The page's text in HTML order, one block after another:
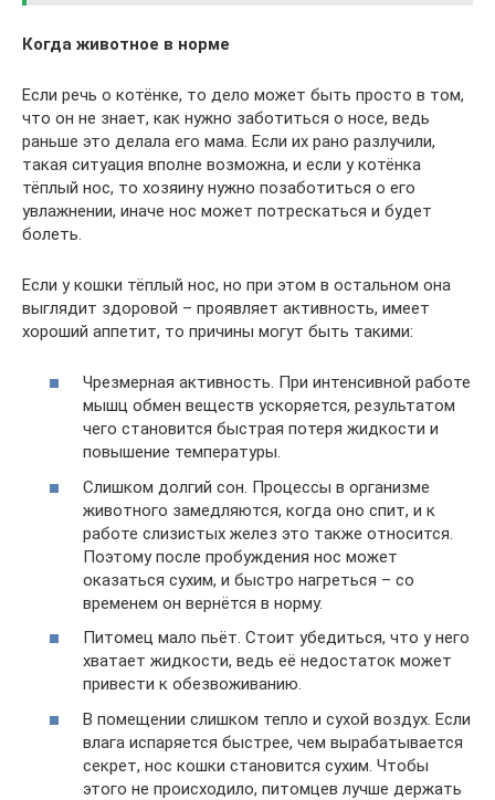
Когда животное в норме
Если речь о котёнке, то дело может быть просто в том,
что он не знает, как нужно заботиться о носе, ведь
раньше это делала его мама. Если их рано разлучили,
такая ситуация вполне возможна, и если у котёнка
тёплый нос, то хозяину нужно позаботиться о его
увлажнении, иначе нос может потрескаться и будет
болеть.
Если у кошки тёплый нос, но при этом в остальном она
выглядит здоровой – проявляет активность, имеет
хороший аппетит, то причины могут быть такими:
Чрезмерная активность. При интенсивной работе
мышц обмен веществ ускоряется, результатом
чего становится быстрая потеря жидкости и
повышение температуры.
Слишком долгий сон. Процессы в организме
животного замедляются, когда оно спит, и к
работе слизистых желез это также относится.
Поэтому после пробуждения нос может
оказаться сухим, и быстро нагреться – со
временем он вернётся в норму.
Питомец мало пьёт. Стоит убедиться, что у него
хватает жидкости, ведь её недостаток может
привести к обезвоживанию.
В помещении слишком тепло и сухой воздух. Если
влага испаряется быстрее, чем вырабатывается
секрет, нос кошки становится сухим. Чтобы
этого не происходило, питомцев лучше держать